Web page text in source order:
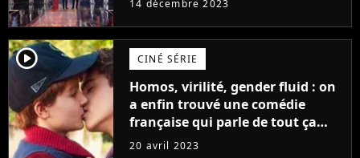
14 décembre 2023
player2 CINÉ SÉRIE
Homos, virilité, gender fluid : on
a enfin trouvé une comédie
française qui parle de tout ça
sans être super ringarde
20 avril 2023